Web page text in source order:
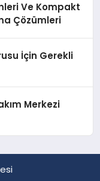
Ve Kompakt
Çözümleri
İçin Gerekli
Merkezi